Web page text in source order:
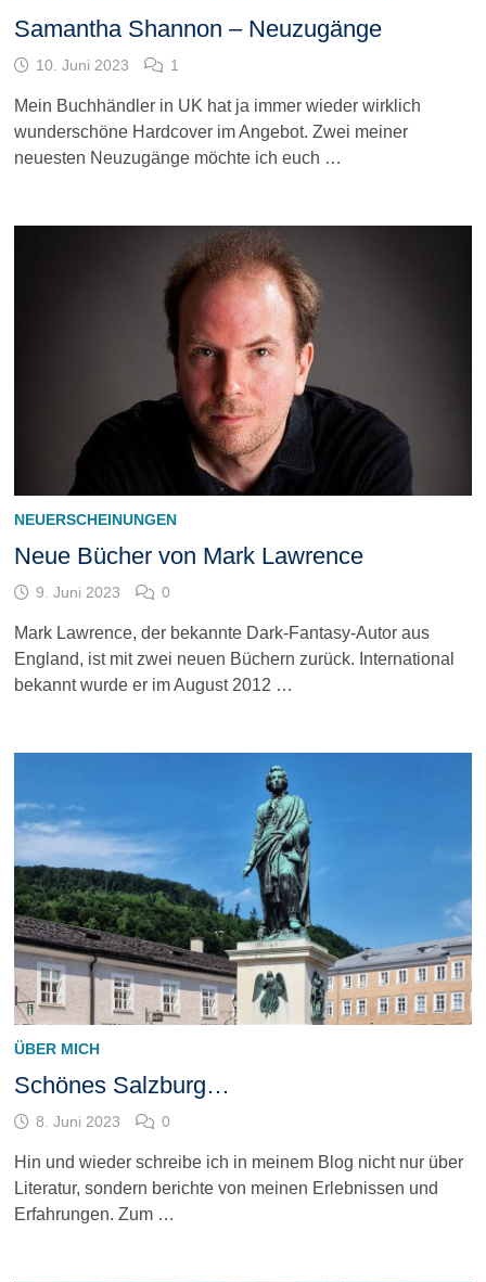
Samantha Shannon – Neuzugänge
10. Juni 2023 1
Mein Buchhändler in UK hat ja immer wieder wirklich
wunderschöne Hardcover im Angebot. Zwei meiner
neuesten Neuzugänge möchte ich euch …
NEUERSCHEINUNGEN
Neue Bücher von Mark Lawrence
9. Juni 2023 0
Mark Lawrence, der bekannte Dark-Fantasy-Autor aus
England, ist mit zwei neuen Büchern zurück. International
bekannt wurde er im August 2012 …
ÜBER MICH
Schönes Salzburg…
8. Juni 2023 0
Hin und wieder schreibe ich in meinem Blog nicht nur über
Literatur, sondern berichte von meinen Erlebnissen und
Erfahrungen. Zum …